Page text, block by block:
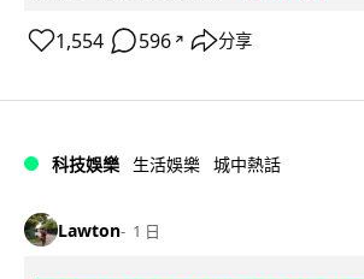
1,554 596 ↗ 分享
科技娛樂 生活娛樂 城中熱話
Lawton 1 日